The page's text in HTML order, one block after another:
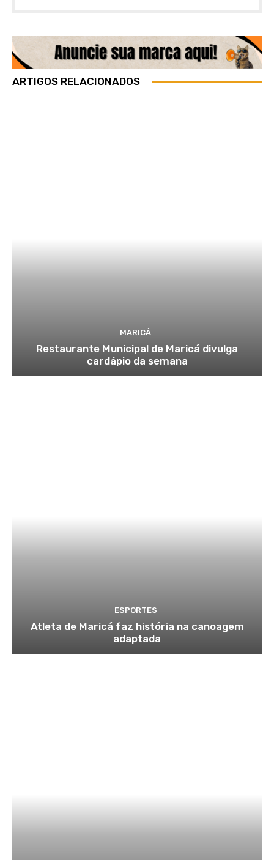
ARTIGOS RELACIONADOS
MARICÁ
Restaurante Municipal de Maricá divulga
cardápio da semana
ESPORTES
Atleta de Maricá faz história na canoagem
adaptada